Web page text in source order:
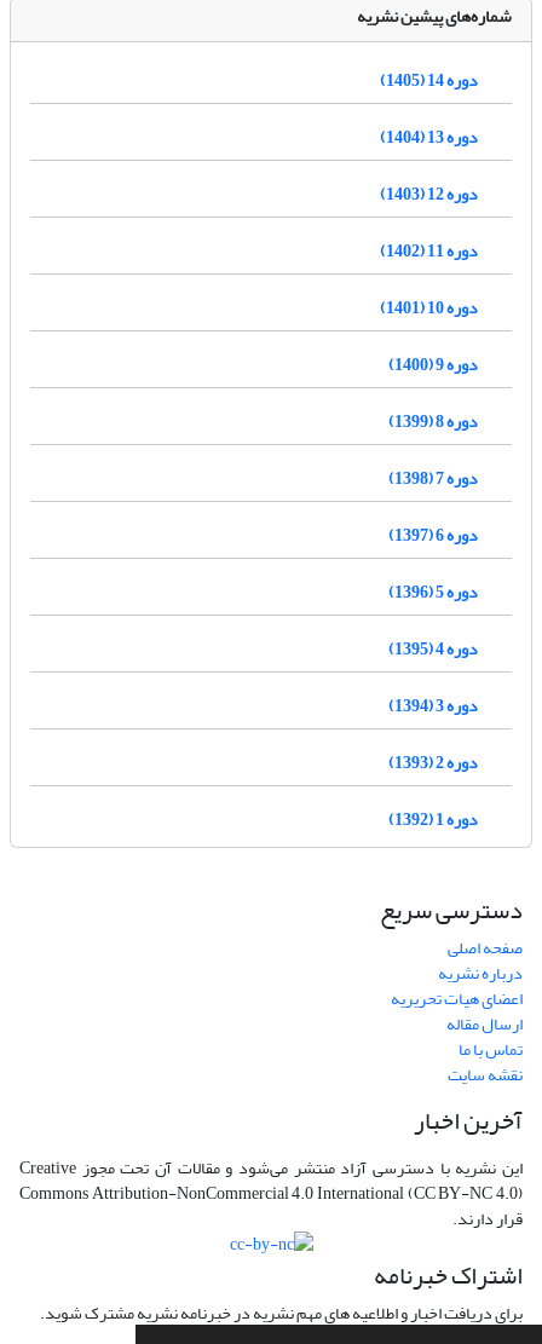
شماره‌های پیشین نشریه
دوره 14 (1405)
دوره 13 (1404)
دوره 12 (1403)
دوره 11 (1402)
دوره 10 (1401)
دوره 9 (1400)
دوره 8 (1399)
دوره 7 (1398)
دوره 6 (1397)
دوره 5 (1396)
دوره 4 (1395)
دوره 3 (1394)
دوره 2 (1393)
دوره 1 (1392)
دسترسی سریع
صفحه اصلی
درباره نشریه
اعضای هیات تحریریه
ارسال مقاله
تماس با ما
نقشه سایت
آخرین اخبار
این نشریه با دسترسی آزاد منتشر می‌شود و مقالات آن تحت مجوز Creative
Commons Attribution-NonCommercial 4.0 International (CC BY-NC 4.0)
قرار دارند.
اشتراک خبرنامه
برای دریافت اخبار و اطلاعیه های مهم نشریه در خبرنامه نشریه مشترک شوید.